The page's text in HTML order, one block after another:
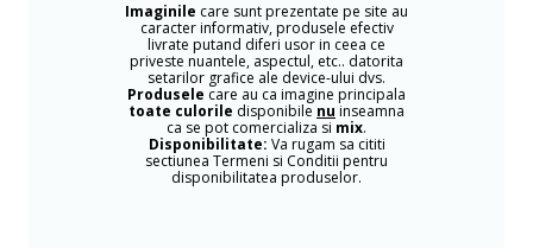
Imaginile care sunt prezentate pe site au
caracter informativ, produsele efectiv
livrate putand diferi usor in ceea ce
priveste nuantele, aspectul, etc.. datorita
setarilor grafice ale device-ului dvs.
Produsele care au ca imagine principala
toate culorile disponibile nu inseamna
ca se pot comercializa si mix.
Disponibilitate: Va rugam sa cititi
sectiunea Termeni si Conditii pentru
disponibilitatea produselor.